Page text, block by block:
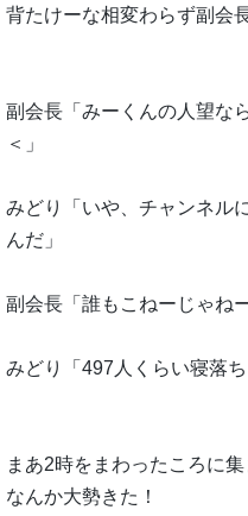
背たけーな相変わらず副会長
副会長「みーくんの人望な
＜」
みどり「いや、チャンネル
んだ」
副会長「誰もこねーじゃね
みどり「497人くらい寝落ち
まあ2時をまわったころに集
なんか大勢きた！